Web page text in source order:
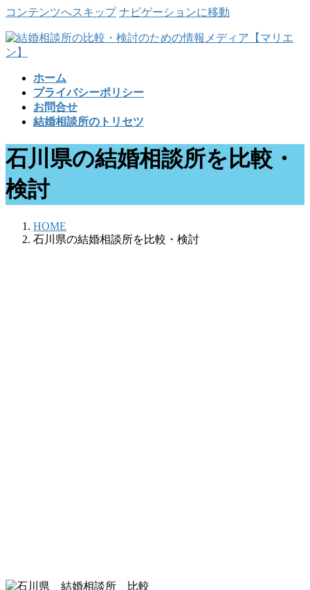
コンテンツへスキップ ナビゲーションに移動
ホーム
プライバシーポリシー
お問合せ
結婚相談所のトリセツ
石川県の結婚相談所を比較・
検討
HOME
石川県の結婚相談所を比較・検討